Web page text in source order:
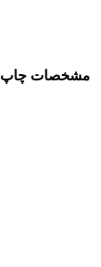
مشخصات چاپ